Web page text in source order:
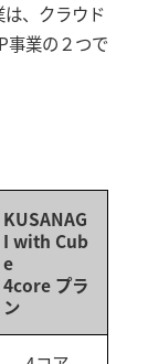
、クラウド
事業の２つで
KUSANAG
I with Cub
e
4core プラ
ン